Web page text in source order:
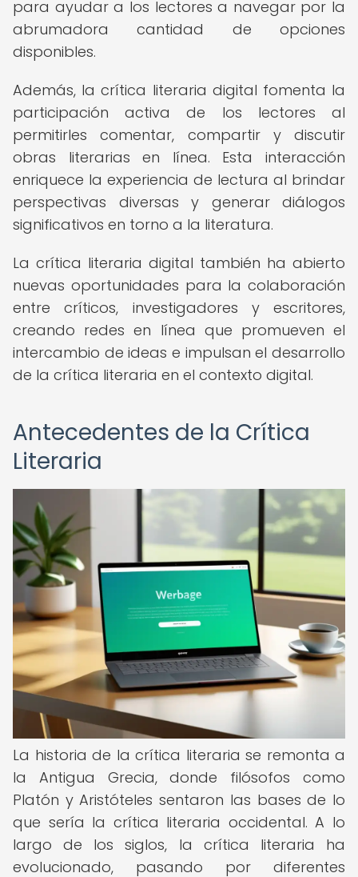
para ayudar a los lectores a navegar por la
abrumadora cantidad de opciones
disponibles.
Además, la crítica literaria digital fomenta la
participación activa de los lectores al
permitirles comentar, compartir y discutir
obras literarias en línea. Esta interacción
enriquece la experiencia de lectura al brindar
perspectivas diversas y generar diálogos
significativos en torno a la literatura.
La crítica literaria digital también ha abierto
nuevas oportunidades para la colaboración
entre críticos, investigadores y escritores,
creando redes en línea que promueven el
intercambio de ideas e impulsan el desarrollo
de la crítica literaria en el contexto digital.
Antecedentes de la Crítica
Literaria
La historia de la crítica literaria se remonta a
la Antigua Grecia, donde filósofos como
Platón y Aristóteles sentaron las bases de lo
que sería la crítica literaria occidental. A lo
largo de los siglos, la crítica literaria ha
evolucionado, pasando por diferentes